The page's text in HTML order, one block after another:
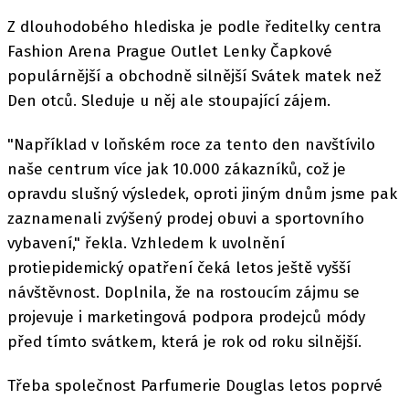
Z dlouhodobého hlediska je podle ředitelky centra
Fashion Arena Prague Outlet Lenky Čapkové
populárnější a obchodně silnější Svátek matek než
Den otců. Sleduje u něj ale stoupající zájem.
"Například v loňském roce za tento den navštívilo
naše centrum více jak 10.000 zákazníků, což je
opravdu slušný výsledek, oproti jiným dnům jsme pak
zaznamenali zvýšený prodej obuvi a sportovního
vybavení," řekla. Vzhledem k uvolnění
protiepidemický opatření čeká letos ještě vyšší
návštěvnost. Doplnila, že na rostoucím zájmu se
projevuje i marketingová podpora prodejců módy
před tímto svátkem, která je rok od roku silnější.
Třeba společnost Parfumerie Douglas letos poprvé